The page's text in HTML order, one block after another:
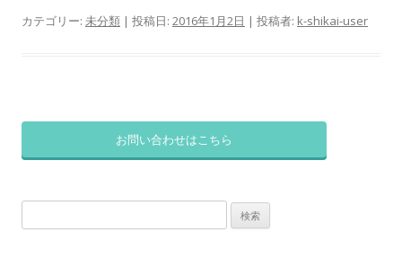
カテゴリー: 未分類 | 投稿日: 2016年1月2日 | 投稿者: k-shikai-user
お問い合わせはこちら
索: